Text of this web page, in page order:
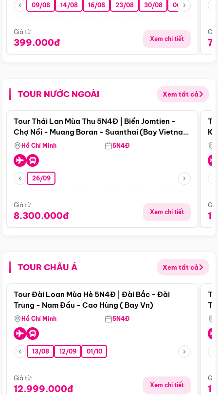
09/08 14/08 16/08 23/08 30/08 06/09 13/09
Giá từ:
399.000đ Xem chi tiết
TOUR NƯỚC NGOÀI Xem tất cả
Điểm nổi bật
Tour Thái Lan Mùa Thu 5N4Đ | Biển Jomtien -
Chợ Nổi - Muang Boran - Suanthai (Bay Vietnam
Airlines)
Hồ Chí Minh 5N4Đ
26/09
Giá từ:
8.300.000đ Xem chi tiết
TOUR CHÂU Á Xem tất cả
Điểm nổi bật
Tour Đài Loan Mùa Hè 5N4Đ | Đài Bắc - Đài
Trung - Nam Đầu - Cao Hùng ( Bay Vn)
Hồ Chí Minh 5N4Đ
13/08 12/09 01/10
Giá từ:
12.999.000đ Xem chi tiết